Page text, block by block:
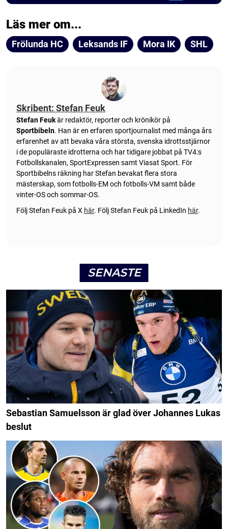
Läs mer om...
Frölunda HC Leksands IF Mora IK SHL
Skribent: Stefan Feuk
Stefan Feukär redaktör, reporter och krönikör på
Sportbibeln. Han är en erfaren sportjournalist med många års
erfarenhet av att bevaka våra största, svenska idrottsstjärnor
i de populäraste idrotterna och har tidigare jobbat på TV4:s
Fotbollskanalen, SportExpressen samt Viasat Sport. För
Sportbibelns räkning har Stefan bevakat flera stora
mästerskap, som fotbolls-EM och fotbolls-VM samt både
vinter-OS och sommar-OS.
Följ Stefan Feuk på X här. Följ Stefan Feuk på LinkedIn här.
SENASTE
Sebastian Samuelsson är glad över Johannes Lukas
beslut